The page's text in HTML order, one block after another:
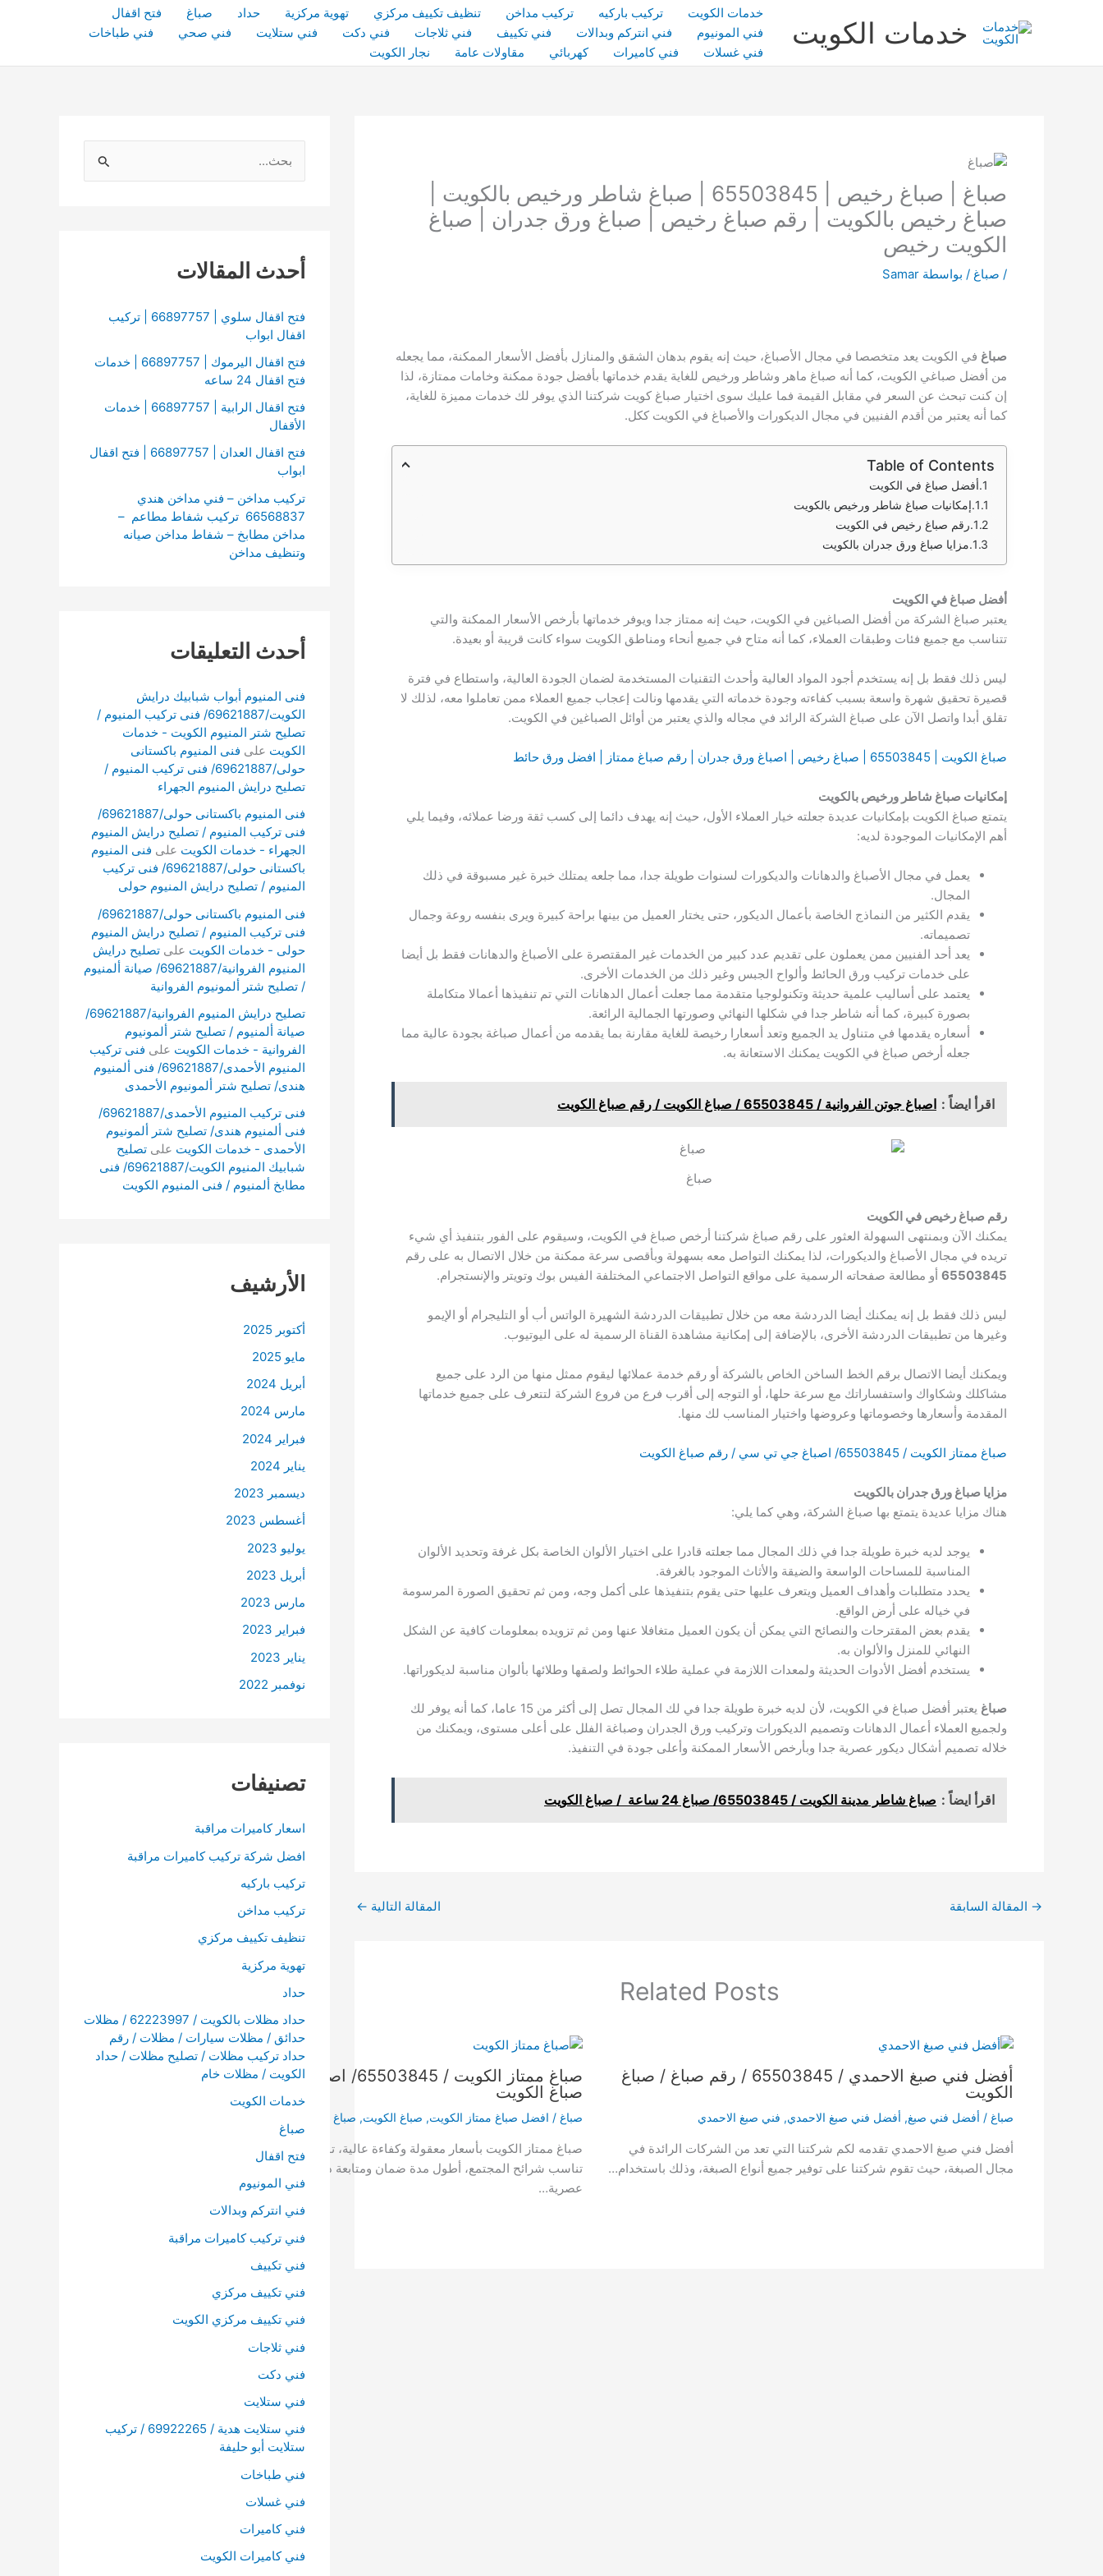
خدمات الكويت
خدمات الكويت تركيب باركيه تركيب مداخن تنظيف تكييف مركزي تهوية مركزية حداد صباغ
فتح اقفال
فني المونيوم
فني انتركم وبدالات فني تكييف فني ثلاجات فني دكت فني ستلايت فني صحي
فني طباخات
فني غسلات
فني كاميرات كهربائي مقاولات عامة نجار الكويت
صباغ | صباغ رخيص | 65503845 | صباغ شاطر ورخيص بالكويت |
صباغ رخيص بالكويت | رقم صباغ رخيص | صباغ ورق جدران | صباغ
الكويت رخيص
/ صباغ / بواسطة Samar
صباغ في الكويت يعد متخصصا في مجال الأصباغ، حيث إنه يقوم بدهان الشقق والمنازل بأفضل الأسعار الممكنة، مما يجعله
من أفضل صباغي الكويت، كما أنه صباغ ماهر وشاطر ورخيص للغاية يقدم خدماتها بأفضل جودة ممكنة وخامات ممتازة، لذا
إن كنت تبحث عن السعر في مقابل القيمة فما عليك سوى اختيار صباغ كويت شركتنا الذي يوفر لك خدمات مميزة للغاية،
كما أنه يعتبر من أقدم الفنيين في مجال الديكورات والأصباغ في الكويت ككل.
Table of Contents
أفضل صباغ في الكويت
إمكانيات صباغ شاطر ورخيص بالكويت
رقم صباغ رخيص في الكويت
مزايا صباغ ورق جدران بالكويت
أفضل صباغ في الكويت
يعتبر صباغ الشركة من أفضل الصباغين في الكويت، حيث إنه ممتاز جدا ويوفر خدماتها بأرخص الأسعار الممكنة والتي
تتناسب مع جميع فئات وطبقات العملاء، كما أنه متاح في جميع أنحاء ومناطق الكويت سواء كانت قريبة أو بعيدة.
ليس ذلك فقط بل إنه يستخدم أجود المواد العالية وأحدث التقنيات المستخدمة لضمان الجودة العالية، واستطاع في فترة
قصيرة تحقيق شهرة واسعة بسبب كفاءته وجودة خدماته التي يقدمها ونالت إعجاب جميع العملاء ممن تعاملوا معه، لذلك لا
تقلق أبدا واتصل الآن على صباغ الشركة الرائد في مجاله والذي يعتبر من أوائل الصباغين في الكويت.
صباغ الكويت | 65503845 | صباغ رخيص | اصباغ ورق جدران | رقم صباغ ممتاز | افضل ورق حائط
إمكانيات صباغ شاطر ورخيص بالكويت
يتمتع صباغ الكويت بإمكانيات عديدة جعلته خيار العملاء الأول، حيث إنه يهدف دائما إلى كسب ثقة ورضا عملائه، وفيما يلي
أهم الإمكانيات الموجودة لديه:
يعمل في مجال الأصباغ والدهانات والديكورات لسنوات طويلة جدا، مما جلعه يمتلك خبرة غير مسبوقة في ذلك
المجال.
يقدم الكثير من النماذج الخاصة بأعمال الديكور، حتى يختار العميل من بينها براحة كبيرة ويرى بنفسه روعة وجمال
تصميماته.
يعد أحد الفنيين ممن يعملون على تقديم عدد كبير من الخدمات غير المقتصرة على الأصباغ والدهانات فقط بل أيضا
على خدمات تركيب ورق الحائط وألواح الجبس وغير ذلك من الخدمات الأخرى.
يعتمد على أساليب علمية حديثة وتكنولوجيا متقدمة مما جعلت أعمال الدهانات التي تم تنفيذها أعمالا متكاملة
بصورة كبيرة، كما أنه شاطر جدا في شكلها النهائي وصورتها الجمالية الرائعة.
أسعاره يقدمها في متناول يد الجميع وتعد أسعارا رخيصة للغاية مقارنة بما يقدمه من أعمال صباغة بجودة عالية مما
جعله أرخص صباغ في الكويت يمكنك الاستعانة به.
اقرأ ايضاً : اصباغ جوتن الفروانية / 65503845 / صباغ الكويت / رقم صباغ الكويت
صباغ
رقم صباغ رخيص في الكويت
يمكنك الآن وبمنتهى السهولة العثور على رقم صباغ شركتنا أرخص صباغ في الكويت، وسيقوم على الفور بتنفيذ أي شيء
تريده في مجال الأصباغ والديكورات، لذا يمكنك التواصل معه بسهولة وبأقصى سرعة ممكنة من خلال الاتصال به على رقم
65503845 أو مطالعة صفحاته الرسمية على مواقع التواصل الاجتماعي المختلفة الفيس بوك وتويتر والإنستجرام.
ليس ذلك فقط بل إنه يمكنك أيضا الدردشة معه من خلال تطبيقات الدردشة الشهيرة الواتس أب أو التليجرام أو الإيمو
وغيرها من تطبيقات الدردشة الأخرى، بالإضافة إلى إمكانية مشاهدة القناة الرسمية له على اليوتيوب.
ويمكنك أيضا الاتصال برقم الخط الساخن الخاص بالشركة أو رقم خدمة عملائها ليقوم ممثل منها من الرد على جميع
مشاكلك وشكاواك واستفساراتك مع سرعة حلها، أو التوجه إلى أقرب فرع من فروع الشركة لتتعرف على جميع خدماتها
المقدمة وأسعارها وخصوماتها وعروضها واختيار المناسب لك منها.
صباغ ممتاز الكويت / 65503845/ اصباغ جي تي سي / رقم صباغ الكويت
مزايا صباغ ورق جدران بالكويت
هناك مزايا عديدة يتمتع بها صباغ الشركة، وهي كما يلي:
يوجد لديه خبرة طويلة جدا في ذلك المجال مما جعلته قادرا على اختيار الألوان الخاصة بكل غرفة وتحديد الألوان
المناسبة للمساحات الواسعة والضيقة والأثاث الموجود بالغرفة.
يحدد متطلبات وأهداف العميل ويتعرف عليها حتى يقوم بتنفيذها على أكمل وجه، ومن ثم تحقيق الصورة المرسومة
في خياله على أرض الواقع.
يقدم بعض المقترحات والنصائح التي يمكن أن يكون العميل متغافلا عنها ومن ثم تزويده بمعلومات كافية عن الشكل
النهائي للمنزل والألوان به.
يستخدم أفضل الأدوات الحديثة ولمعدات اللازمة في عملية طلاء الحوائط ولصقها وطلائها بألوان مناسبة لديكوراتها.
صباغ
يعتبر أفضل صباغ في الكويت، لأن لديه خبرة طويلة جدا في لك المجال تصل إلى أكثر من 15 عاما، كما أنه يوفر لك
ولجميع العملاء أعمال الدهانات وتصميم الديكورات وتركيب ورق الجدران وصباغة الفلل على أعلى مستوى، ويمكنك من
خلاله تصميم أشكال ديكور عصرية جدا وبأرخص الأسعار الممكنة وأعلى جودة في التنفيذ.
اقرأ ايضاً : صباغ شاطر مدينة الكويت / 65503845/ صباغ 24 ساعة / صباغ الكويت
→ المقالة السابقة المقالة التالية ←
Related Posts
أفضل فني صبغ الاحمدي / 65503845 / رقم صباغ / صباغ
الكويت
صباغ / أفضل فني صبغ, أفضل فني صبغ الاحمدي, فني صبغ الاحمدي
أفضل فني صبغ الاحمدي تقدمه لكم شركتنا التي تعد من الشركات الرائدة في
مجال الصبغة، حيث تقوم شركتنا على توفير جميع أنواع الصبغة، وذلك باستخدام…
صباغ ممتاز الكويت / 65503845/ اصباغ جي تي سي / رقم
صباغ الكويت
صباغ / افضل صباغ ممتاز الكويت, صباغ الكويت, صباغ ممتاز الكويت
صباغ ممتاز الكويت بأسعار معقولة وكفاءة عالية، توريد جميع أنواع الدهانات التي
تناسب شرائح المجتمع، أطول مدة ضمان ومتابعة دورية للمكان بعد التنفيذ، أدوات
عصرية…
ث
ن
:
أحدث المقالات
فتح اقفال سلوي | 66897757 | تركيب
اقفال ابواب
فتح اقفال اليرموك | 66897757 | خدمات
فتح اقفال 24 ساعه
فتح اقفال الرابية | 66897757 | خدمات
الأقفال
فتح اقفال العدان | 66897757 | فتح اقفال
ابواب
تركيب مداخن – فني مداخن هندي
66568837 تركيب شفاط مطاعم –
مداخن مطابخ – شفاط مداخن صيانه
وتنظيف مداخن
أحدث التعليقات
فنى المنيوم أبواب شبابيك درايش
الكويت/69621887/ فنى تركيب المنيوم /
تصليح شتر المنيوم الكويت - خدمات
الكويت على فنى المنيوم باكستانى
حولى/69621887/ فنى تركيب المنيوم /
تصليح درايش المنيوم الجهراء
فنى المنيوم باكستانى حولى/69621887/
فنى تركيب المنيوم / تصليح درايش المنيوم
الجهراء - خدمات الكويت على فنى المنيوم
باكستانى حولى/69621887/ فنى تركيب
المنيوم / تصليح درايش المنيوم حولى
فنى المنيوم باكستانى حولى/69621887/
فنى تركيب المنيوم / تصليح درايش المنيوم
حولى - خدمات الكويت على تصليح درايش
المنيوم الفروانية/69621887/ صيانة ألمنيوم
/ تصليح شتر ألمونيوم الفروانية
تصليح درايش المنيوم الفروانية/69621887/
صيانة ألمنيوم / تصليح شتر ألمونيوم
الفروانية - خدمات الكويت على فنى تركيب
المنيوم الأحمدى/69621887/ فنى ألمنيوم
هندى/ تصليح شتر ألمونيوم الأحمدى
فنى تركيب المنيوم الأحمدى/69621887/
فنى ألمنيوم هندى/ تصليح شتر ألمونيوم
الأحمدى - خدمات الكويت على تصليح
شبابيك المنيوم الكويت/69621887/ فنى
مطابخ ألمنيوم / فنى المنيوم الكويت
الأرشيف
أكتوبر 2025
مايو 2025
أبريل 2024
مارس 2024
فبراير 2024
يناير 2024
ديسمبر 2023
أغسطس 2023
يوليو 2023
أبريل 2023
مارس 2023
فبراير 2023
يناير 2023
نوفمبر 2022
تصنيفات
اسعار كاميرات مراقبة
افضل شركة تركيب كاميرات مراقبة
تركيب باركيه
تركيب مداخن
تنظيف تكييف مركزي
تهوية مركزية
حداد
حداد مظلات بالكويت / 62223997 / مظلات
حدائق / مظلات سيارات / مظلات / رقم
حداد تركيب مظلات / تصليح مظلات / حداد
الكويت / مظلات خام
خدمات الكويت
صباغ
فتح اقفال
فني المونيوم
فني انتركم وبدالات
فني تركيب كاميرات مراقبة
فني تكييف
فني تكييف مركزي
فني تكييف مركزي الكويت
فني ثلاجات
فني دكت
فني ستلايت
فني ستلايت هدية / 69922265 / تركيب
ستلايت أبو حليفة
فني طباخات
فني غسلات
فني كاميرات
فني كاميرات الكويت